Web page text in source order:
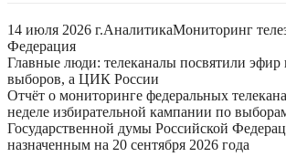
14 июля 2026 г.АналитикаМониторинг
Федерация
Главные люди: телеканалы посвятили эфир
выборов, а ЦИК России
Отчёт о мониторинге федеральных
неделе избирательной кампании по
Государственной думы Российской
назначенным на 20 сентября 2026 года